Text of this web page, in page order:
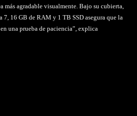
más agradable visualmente. Bajo su cubierta,
16 GB de RAM y 1 TB SSD asegura que la
una prueba de paciencia”, explica